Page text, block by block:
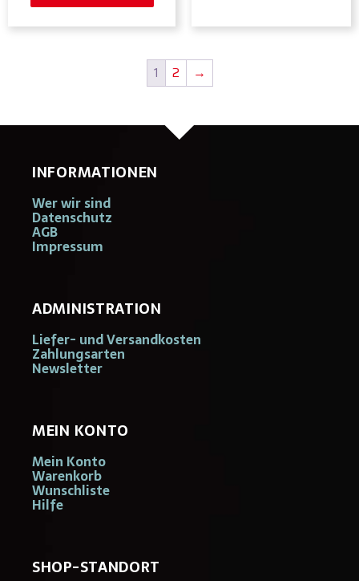
1 2 →
INFORMATIONEN
Wer wir sind
Datenschutz
AGB
Impressum
ADMINISTRATION
Liefer- und Versandkosten
Zahlungsarten
Newsletter
MEIN KONTO
Mein Konto
Warenkorb
Wunschliste
Hilfe
SHOP-STANDORT